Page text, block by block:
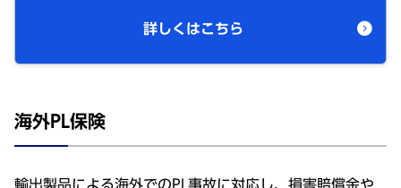
詳しくはこちら
海外PL保険
輸出製品による海外でのPL事故に対応し、損害賠償金や